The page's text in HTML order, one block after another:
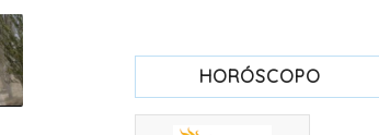
HORÓSCOPO